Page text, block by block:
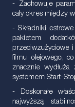
- Zachowuje
cały okres między
- Składniki
pakietem
przeciwzużyciowe
filmu olejowego,
znacznie
systemem Start-
- Doskonałe
najwyższą